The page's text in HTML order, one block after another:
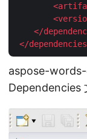
<
<
</
</dependencies
aspose-
Dependencies